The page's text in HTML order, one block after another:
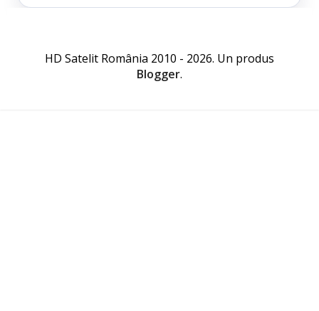
HD Satelit România 2010 - 2026. Un produs
Blogger.